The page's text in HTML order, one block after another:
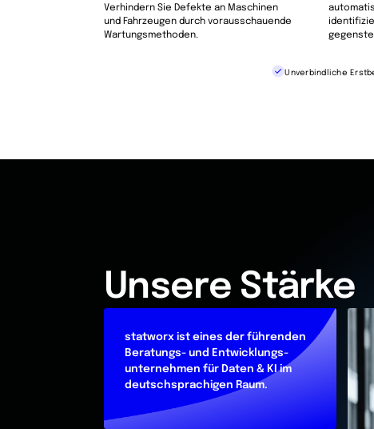
Verhindern Sie Defekte an Maschinen
und Fahrzeugen durch vorausschauende
Wartungsmethoden.
Unverbindliche
Unsere Stärke
statworx ist eines der führenden
Beratungs- und Entwicklungs-
unternehmen für Daten & KI im
deutschsprachigen Raum.